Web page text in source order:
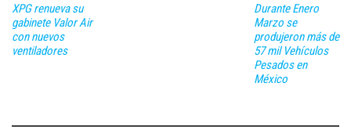
XPG renueva su
gabinete Valor Air
con nuevos
ventiladores
Durante Enero
Marzo se
produjeron más de
57 mil Vehículos
Pesados en
México